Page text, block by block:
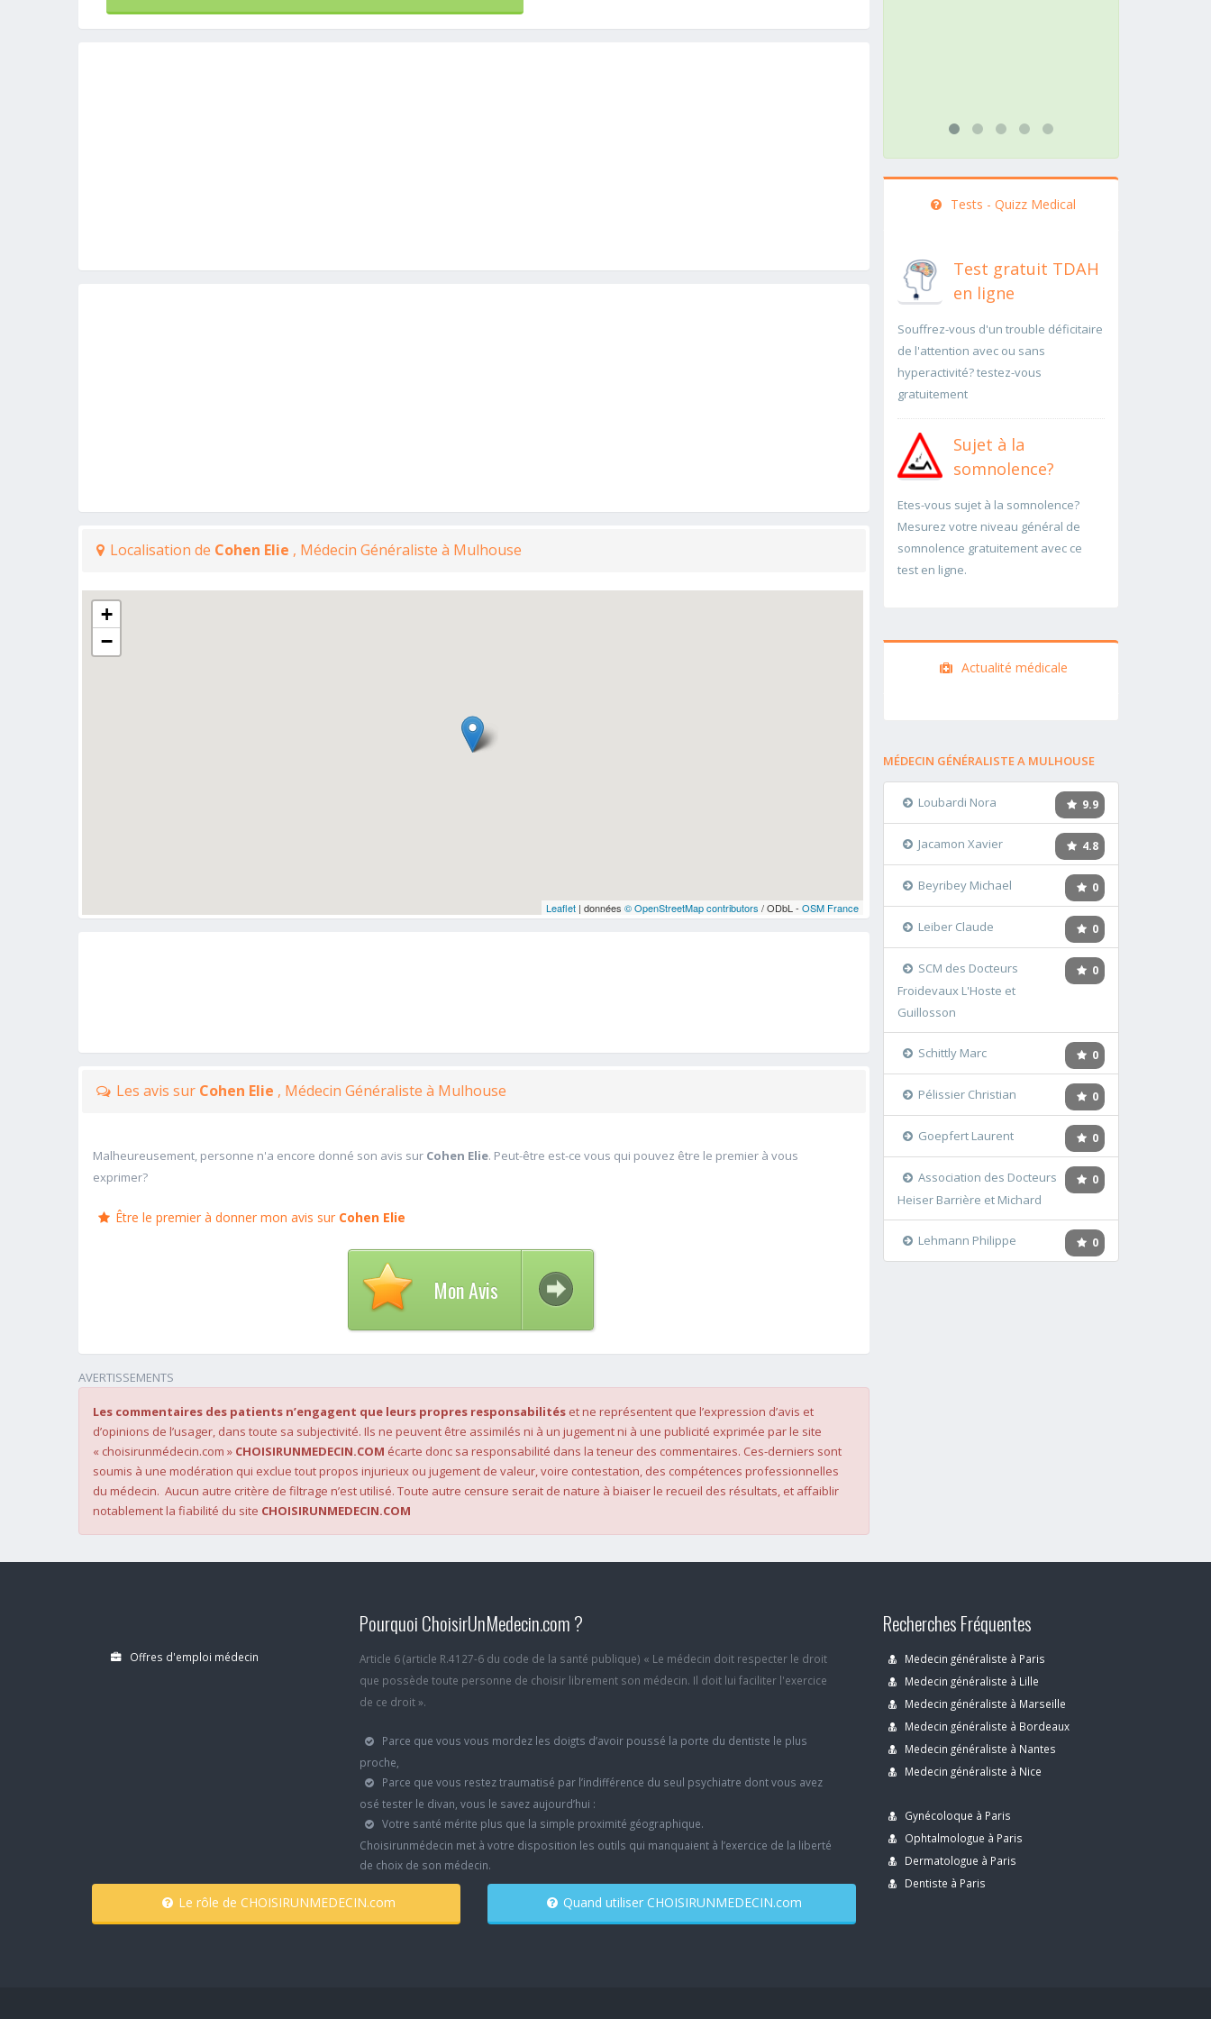
Localisation de Cohen Elie , Médecin Généraliste à Mulhouse
+
−
Leaflet| données © OpenStreetMap contributors / ODbL - OSM France
Les avis sur Cohen Elie , Médecin Généraliste à Mulhouse
Malheureusement, personne n'a encore donné son avis sur Cohen Elie. Peut-être est-ce vous qui pouvez être le premier à vous
exprimer?
Être le premier à donner mon avis sur Cohen Elie
Mon Avis
AVERTISSEMENTS
Les commentaires des patients n’engagent que leurs propres responsabilités et ne représentent que l’expression d’avis et
d’opinions de l’usager, dans toute sa subjectivité. Ils ne peuvent être assimilés ni à un jugement ni à une publicité exprimée par le site
« choisirunmédecin.com » CHOISIRUNMEDECIN.COM écarte donc sa responsabilité dans la teneur des commentaires. Ces-derniers sont
soumis à une modération qui exclue tout propos injurieux ou jugement de valeur, voire contestation, des compétences professionnelles
du médecin. Aucun autre critère de filtrage n’est utilisé. Toute autre censure serait de nature à biaiser le recueil des résultats, et affaiblir
notablement la fiabilité du site CHOISIRUNMEDECIN.COM
Tests - Quizz Medical
Test gratuit TDAH
en ligne
Souffrez-vous d'un trouble déficitaire
de l'attention avec ou sans
hyperactivité? testez-vous
gratuitement
Sujet à la
somnolence?
Etes-vous sujet à la somnolence?
Mesurez votre niveau général de
somnolence gratuitement avec ce
test en ligne.
Actualité médicale
MÉDECIN GÉNÉRALISTE A MULHOUSE
9.9
Loubardi Nora
4.8
Jacamon Xavier
0
Beyribey Michael
0
Leiber Claude
0
SCM des Docteurs
Froidevaux L'Hoste et
Guillosson
0
Schittly Marc
0
Pélissier Christian
0
Goepfert Laurent
0
Association des Docteurs
Heiser Barrière et Michard
0
Lehmann Philippe
Offres d'emploi médecin
Pourquoi ChoisirUnMedecin.com ?
Article 6 (article R.4127-6 du code de la santé publique) « Le médecin doit respecter le droit
que possède toute personne de choisir librement son médecin. Il doit lui faciliter l'exercice
de ce droit ».
Parce que vous vous mordez les doigts d’avoir poussé la porte du dentiste le plus
proche,
Parce que vous restez traumatisé par l’indifférence du seul psychiatre dont vous avez
osé tester le divan, vous le savez aujourd’hui :
Votre santé mérite plus que la simple proximité géographique.
Choisirunmédecin met à votre disposition les outils qui manquaient à l’exercice de la liberté
de choix de son médecin.
Le rôle de CHOISIRUNMEDECIN.com Quand utiliser CHOISIRUNMEDECIN.com
Recherches Fréquentes
Medecin généraliste à Paris
Medecin généraliste à Lille
Medecin généraliste à Marseille
Medecin généraliste à Bordeaux
Medecin généraliste à Nantes
Medecin généraliste à Nice
Gynécoloque à Paris
Ophtalmologue à Paris
Dermatologue à Paris
Dentiste à Paris